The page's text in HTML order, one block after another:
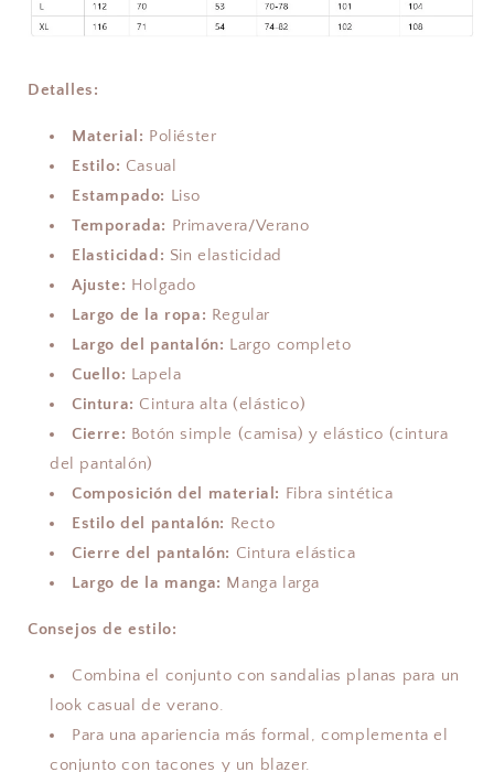
Detalles:
Material: Poliéster
Estilo: Casual
Estampado: Liso
Temporada: Primavera/Verano
Elasticidad: Sin elasticidad
Ajuste: Holgado
Largo de la ropa: Regular
Largo del pantalón: Largo completo
Cuello: Lapela
Cintura: Cintura alta (elástico)
Cierre: Botón simple (camisa) y elástico (cintura
del pantalón)
Composición del material: Fibra sintética
Estilo del pantalón: Recto
Cierre del pantalón: Cintura elástica
Largo de la manga: Manga larga
Consejos de estilo:
Combina el conjunto con sandalias planas para un
look casual de verano.
Para una apariencia más formal, complementa el
conjunto con tacones y un blazer.